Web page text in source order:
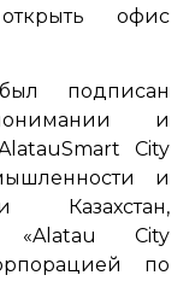
офис
подписан
и
City
и
Казахстан,
«Alatau City
по